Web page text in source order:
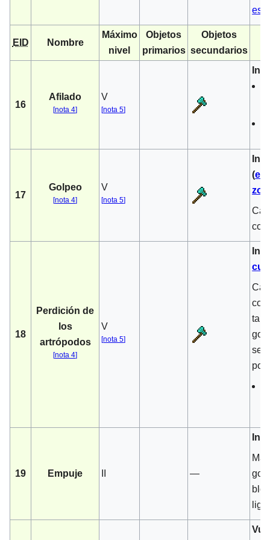
EID Nombre
Máximo
nivel
Objetos
primarios
Objetos
secundarios
16
Afilado
[nota 4]
V
[nota 5]
17
Golpeo
[nota 4]
V
[nota 5]
(
18
Perdición de
los
artrópodos
[nota 4]
V
[nota 5]
por
19 Empuje —